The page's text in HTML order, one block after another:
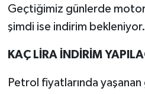
Geçtiğimiz günlerde
şimdi ise indirim bekleniyor.
KAÇ LİRA İNDİRİM
Petrol fiyatlarında